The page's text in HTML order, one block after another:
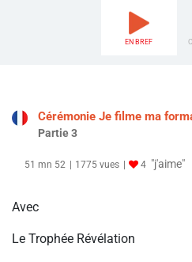
EN BREF
Cérémonie Je filme ma
Partie 3
51 mn 52 1775 vues 4 "j'aime"
Avec
Le Trophée Révélation